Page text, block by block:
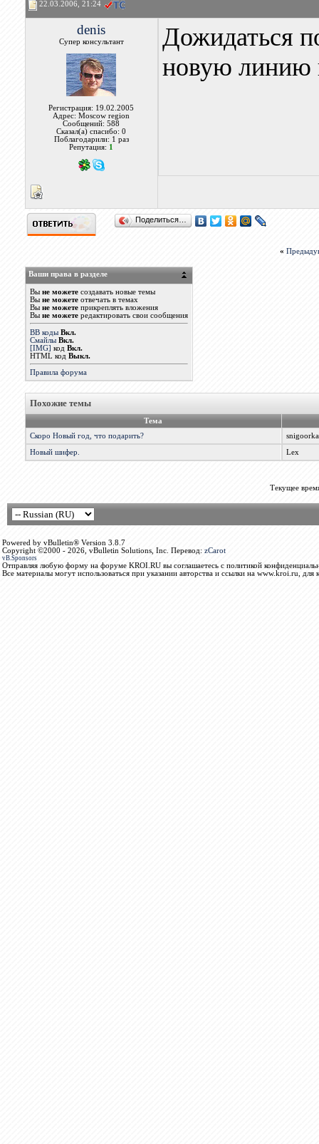
22.03.2006, 21:24
denis
Супер консультант
Регистрация: 19.02.2005
Адрес: Moscow region
Сообщений: 588
Сказал(а) спасибо: 0
Поблагодарили: 1 раз
Репутация: 1
Дожидаться
новую линию
Поделиться…
«
Ваши права в разделе
Вы не можетесоздавать новые темы
Вы не можетеотвечать в темах
Вы не можетеприкреплять вложения
Вы не можетередактировать свои сообщения
BB коды Вкл.
Смайлы Вкл.
[IMG] код Вкл.
HTML код Выкл.
Правила форума
Похожие темы
Тема
Скоро Новый год, что подарить?
snigoorka
Новый шифер. Lex
Текущее
Powered by vBulletin® Version 3.8.7
Copyright ©2000 - 2026, vBulletin Solutions, Inc. Перевод: zCarot
vB.Sponsors
Отправляя любую форму на форуме KROI.RU вы соглашаетесь с политикой
Все материалы могут использоваться при указании авторства и ссылки на www.kroi.ru, для